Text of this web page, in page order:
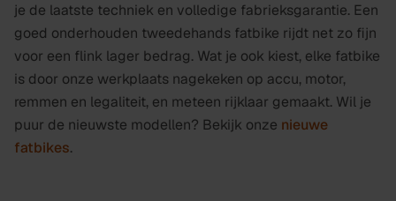
je de laatste techniek en volledige fabrieksgarantie. Een
goed onderhouden tweedehands fatbike rijdt net zo fijn
voor een flink lager bedrag. Wat je ook kiest, elke fatbike
is door onze werkplaats nagekeken op accu, motor,
remmen en legaliteit, en meteen rijklaar gemaakt. Wil je
puur de nieuwste modellen? Bekijk onze nieuwe
fatbikes.